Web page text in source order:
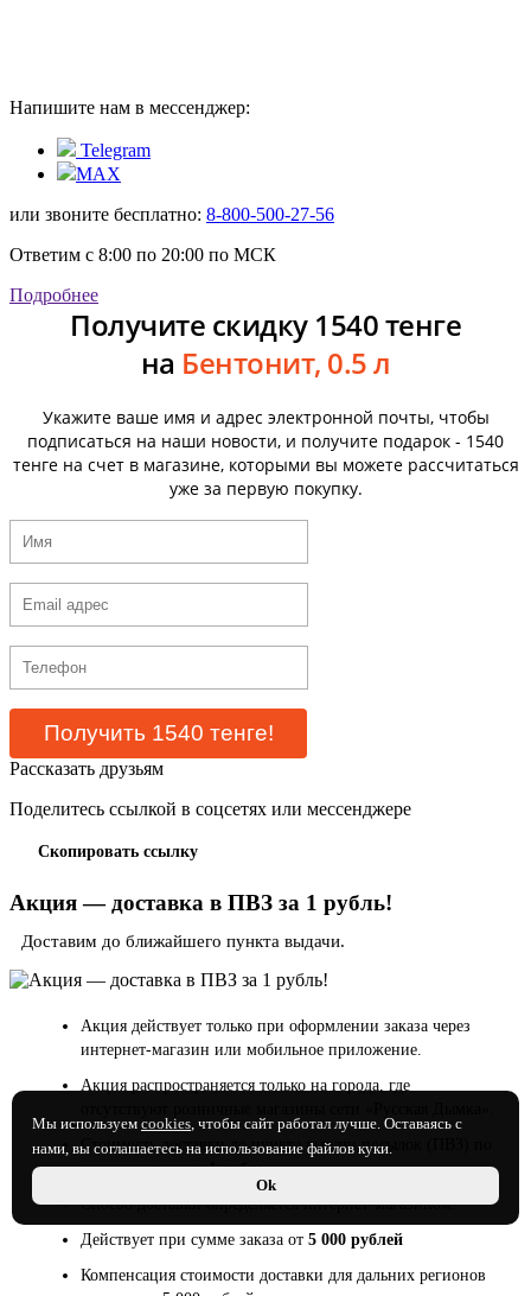
Мы используем cookies, чтобы сайт работал лучше. Оставаясь с
нами, вы соглашаетесь на использование файлов куки.
Ok
Напишите нам в мессенджер:
Telegram
MAX
или звоните бесплатно: 8-800-500-27-56
Ответим с 8:00 по 20:00 по МСК
Подробнее
Получите скидку 1540 тенге
на Бентонит, 0.5 л
Укажите ваше имя и адрес электронной почты, чтобы
подписаться на наши новости, и получите подарок - 1540
тенге на счет в магазине, которыми вы можете рассчитаться
уже за первую покупку.
Рассказать друзьям
Поделитесь ссылкой в соцсетях или мессенджере
Скопировать ссылку
Акция — доставка в ПВЗ за 1 рубль!
Доставим до ближайшего пункта выдачи.
Акция действует только при оформлении заказа через
интернет-магазин или мобильное приложение.
Акция распространяется только на города, где
Стоимость доставки до пункта выдачи посылок (ПВЗ) по
акции составляет1 рубль.
Способ доставки определяется интернет-магазином.
Действует при сумме заказа от 5 000 рублей
Компенсация стоимости доставки для дальних регионов